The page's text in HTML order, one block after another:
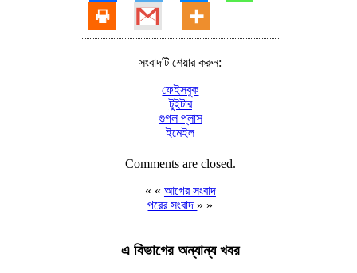
সংবাদটি শেয়ার করুন:
ফেইসবুক
টুইটার
গুগল প্লাস
ইমেইল
Comments are closed.
« « আগের সংবাদ
পরের সংবাদ » »
এ বিভাগের অন্যান্য খবর